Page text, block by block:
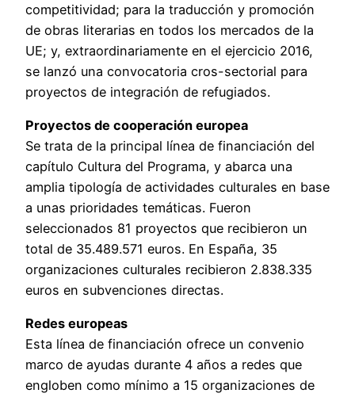
competitividad; para la traducción y promoción
de obras literarias en todos los mercados de la
UE; y, extraordinariamente en el ejercicio 2016,
se lanzó una convocatoria cros-sectorial para
proyectos de integración de refugiados.
Proyectos de cooperación europea
Se trata de la principal línea de financiación del
capítulo Cultura del Programa, y abarca una
amplia tipología de actividades culturales en base
a unas prioridades temáticas. Fueron
seleccionados 81 proyectos que recibieron un
total de 35.489.571 euros. En España, 35
organizaciones culturales recibieron 2.838.335
euros en subvenciones directas.
Redes europeas
Esta línea de financiación ofrece un convenio
marco de ayudas durante 4 años a redes que
engloben como mínimo a 15 organizaciones de